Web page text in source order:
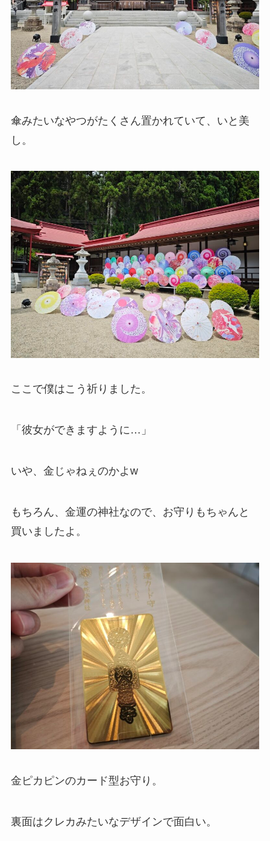
傘みたいなやつがたくさん置かれていて、いと美
し。
ここで僕はこう祈りました。
「彼女ができますように…」
いや、金じゃねぇのかよw
もちろん、金運の神社なので、お守りもちゃんと
買いましたよ。
金ピカピンのカード型お守り。
裏面はクレカみたいなデザインで面白い。